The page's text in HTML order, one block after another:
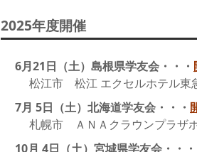
2025年度開催
6月21日（土）島根県学友会・・・
松江市 松江 エクセルホテル東
7月 5日（土）北海道学友会・・・
札幌市 ＡＮＡクラウンプラザ
10月 4日（土）宮城県学友会・・・